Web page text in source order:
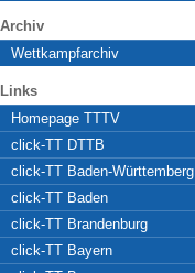
Archiv
Wettkampfarchiv
Links
Homepage TTTV
click-TT DTTB
click-TT Baden-Württemberg
click-TT Baden
click-TT Brandenburg
click-TT Bayern